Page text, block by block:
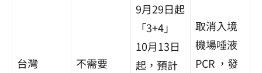
台灣 不需要
9月29日起
「3+4」
10月13日
起，預計
取消入境
機場唾液
PCR ，發